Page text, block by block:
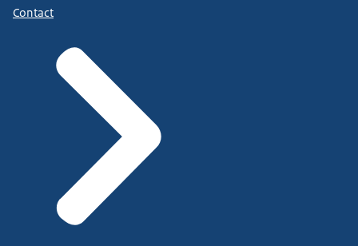
Contact